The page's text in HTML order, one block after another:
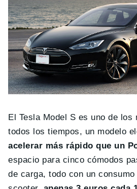
El Tesla Model S es uno de los
todos los tiempos, un modelo
acelerar más rápido que un
espacio para cinco cómodos
de carga, todo con un consumo